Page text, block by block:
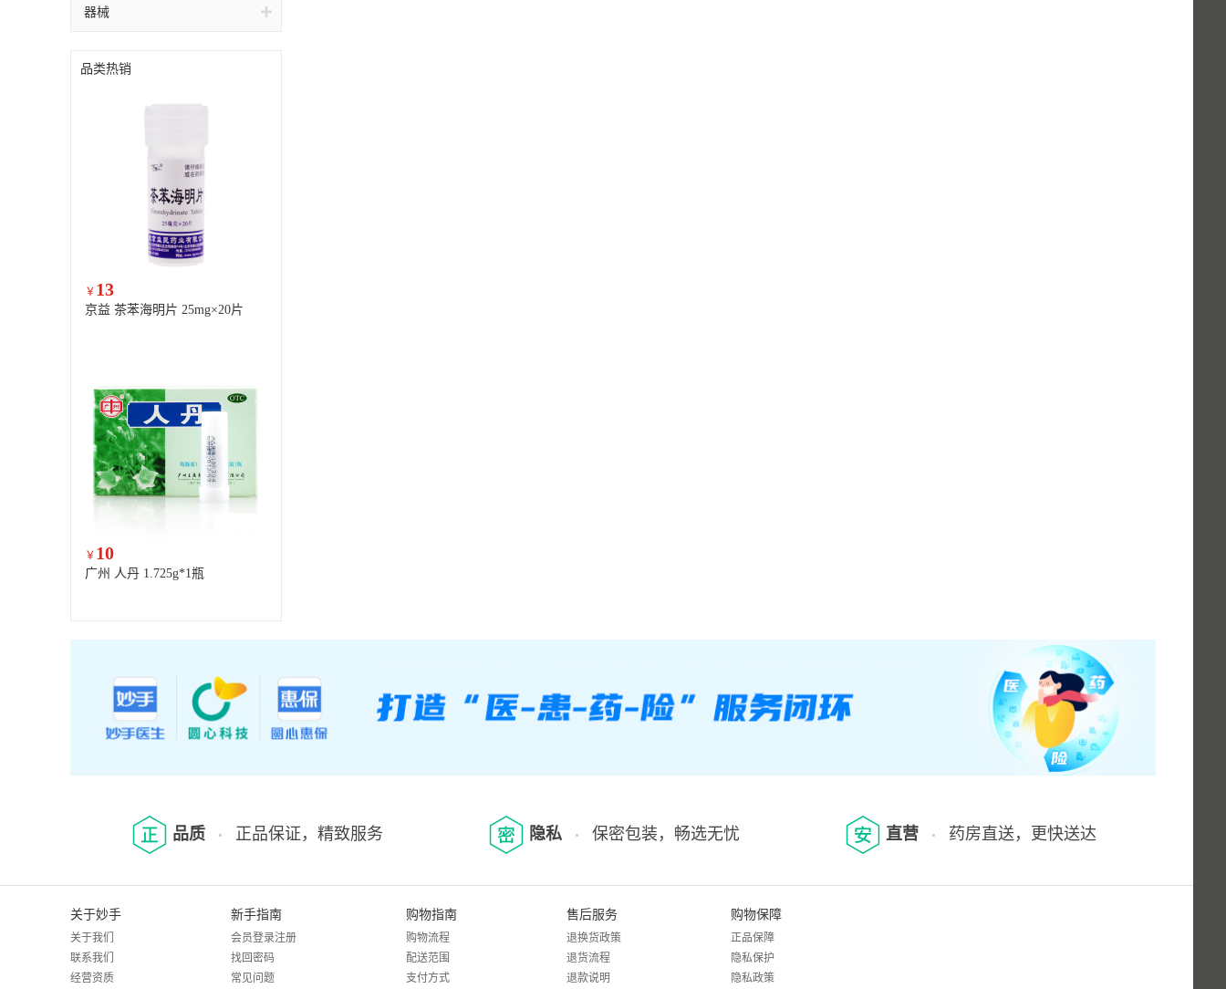
器械
品类热销
￥ 13
京益 茶苯海明片 25mg×20片
￥ 10
广州 人丹 1.725g*1瓶
品质 正品保证，精致服务 隐私 保密包装，畅选无忧 直营 药房直送，更快送达
关于妙手
关于我们
联系我们
经营资质
新手指南
会员登录注册
找回密码
常见问题
购物指南
购物流程
配送范围
支付方式
售后服务
退换货政策
退货流程
退款说明
购物保障
正品保障
隐私保护
隐私政策